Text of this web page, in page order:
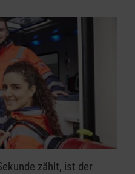
zählt, ist der